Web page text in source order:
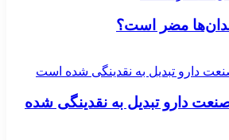
مضر است؟
صنعت دارو تبدیل به نقدینگی شده